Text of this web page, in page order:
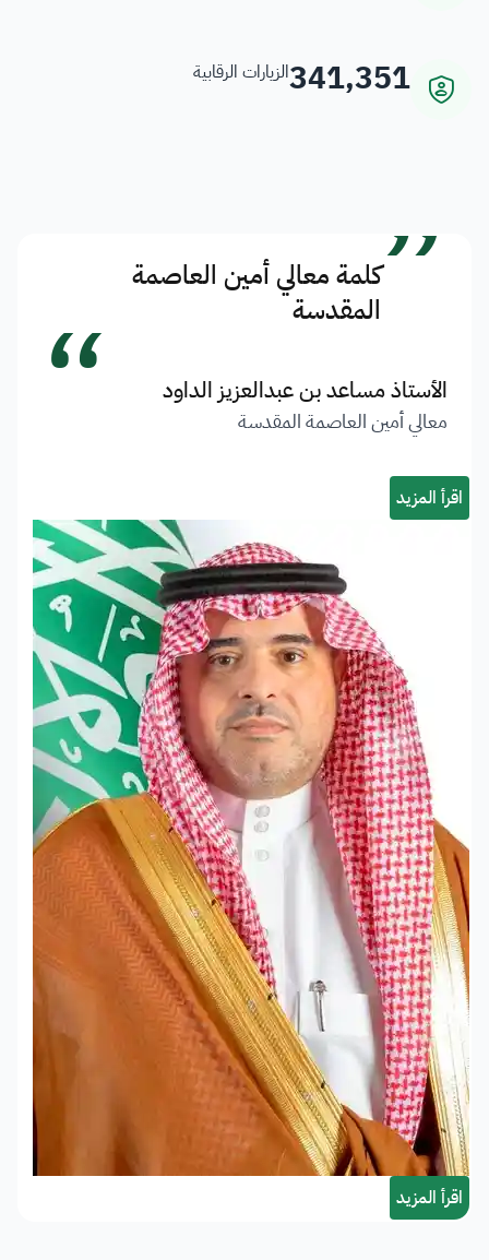
341,351الزيارات الرقابية
”كلمة معالي أمين العاصمة
المقدسة
الأستاذ مساعد بن عبدالعزيز الداود
معالي أمين العاصمة المقدسة “